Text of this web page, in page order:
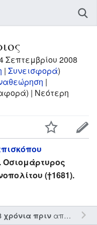
Σεπτεμβρίου 2008
| Συνεισφορά)
|
| Νεότερη
Οσιομάρτυρος
(†1681).
χρόνια πριναπό τον την